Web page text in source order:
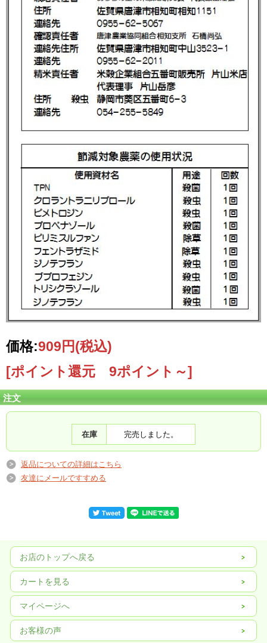
価格:909円(税込)
[ポイント還元 9ポイント～]
注文
在庫 完売しました。
返品についての詳細はこちら
友達にメールですすめる
お店のトップへ戻る
カートを見る
マイページへ
お客様の声